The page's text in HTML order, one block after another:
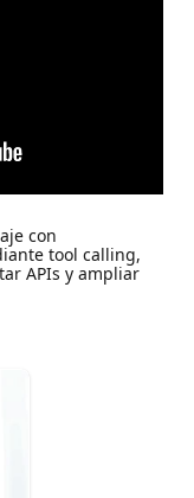
con
tool calling,
APIs y ampliar